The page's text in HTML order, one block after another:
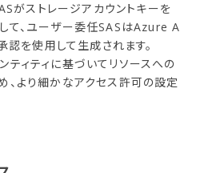
がストレージアカウントキーを
て、ユーザー委任SASはAzure A
を使用して生成されます。
ティティに基づいてリソースへの
、より細かなアクセス許可の設定